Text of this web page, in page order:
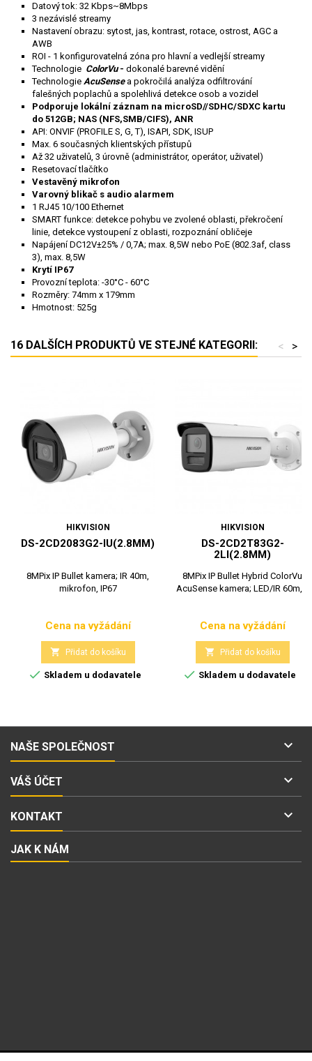
Datový tok: 32 Kbps~8Mbps
3 nezávislé streamy
Nastavení obrazu: sytost, jas, kontrast, rotace, ostrost, AGC a
AWB
ROI - 1 konfigurovatelná zóna pro hlavní a vedlejší streamy
Technologie ColorVu- dokonalé barevné vidění
Technologie AcuSensea pokročilá analýza odfiltrování
falešných poplachů a spolehlivá detekce osob a vozidel
Podporuje lokální záznam na microSD//SDHC/SDXC kartu
do 512GB; NAS (NFS,SMB/CIFS), ANR
API: ONVIF (PROFILE S, G, T), ISAPI, SDK, ISUP
Max. 6 současných klientských přístupů
Až 32 uživatelů, 3 úrovně (administrátor, operátor, uživatel)
Resetovací tlačítko
Vestavěný mikrofon
Varovný blikač s audio alarmem
1 RJ45 10/100 Ethernet
SMART funkce: detekce pohybu ve zvolené oblasti, překročení
linie, detekce vystoupení z oblasti, rozpoznání obličeje
Napájení DC12V±25% / 0,7A; max. 8,5W nebo PoE (802.3af, class
3), max. 8,5W
Krytí IP67
Provozní teplota: -30°C - 60°C
Rozměry: 74mm x 179mm
Hmotnost: 525g
16 DALŠÍCH PRODUKTŮ VE STEJNÉ KATEGORII: >
<
HIKVISION
DS-2CD2083G2-IU(2.8MM)
8MPix IP Bullet kamera; IR 40m,
mikrofon, IP67
Cena
Cena na vyžádání
 Přidat do košíku
 Skladem u dodavatele
HIKVISION
DS-2CD2T83G2-
2LI(2.8MM)
8MPix IP Bullet Hybrid ColorVu
AcuSense kamera; LED/IR 60m,...
Cena
Cena na vyžádání
 Přidat do košíku
 Skladem u dodavatele
NAŠE SPOLEČNOST 
VÁŠ ÚČET 
KONTAKT 
JAK K NÁM